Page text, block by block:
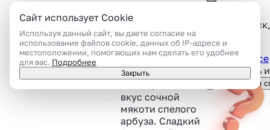
Артикул:
Артикул:
Табак для
кальяна Overdose
Watermelon -
вкус сочной
мякоти спелого
арбуза. Сладкий
г.
1 шт.
Показать все
Подсказать
Консультация
Сайт использует Cookie
Используя данный сайт, вы даете согласие на
использование файлов cookie, данных об IP-адресе и
местоположении, помогающих нам сделать его удобнее
для вас. Подробнее
Закрыть